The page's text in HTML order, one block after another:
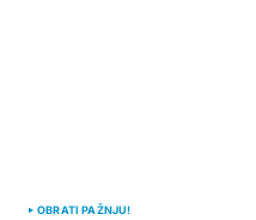
OBRATI PAŽNJU!